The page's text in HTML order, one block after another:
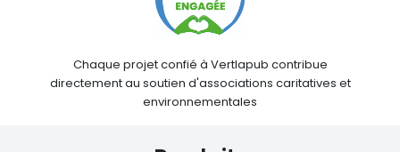
Chaque projet confié à Vertlapub contribue
directement au soutien d'associations caritatives et
environnementales